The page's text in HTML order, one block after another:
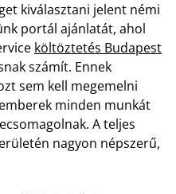
kiválasztani jelent némi
portál ajánlatát, ahol
költöztetés Budapest
számít. Ennek
sem kell megemelni
minden munkát
A teljes
nagyon népszerű,